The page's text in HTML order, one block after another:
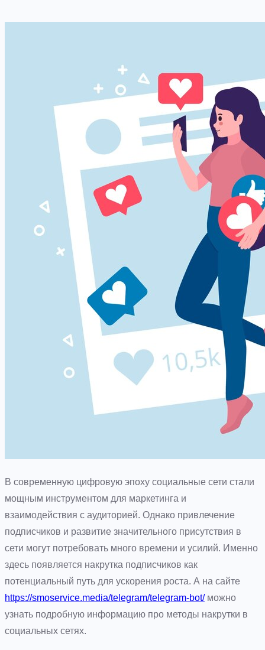
В современную цифровую эпоху социальные сети стали
мощным инструментом для маркетинга и
взаимодействия с аудиторией. Однако привлечение
подписчиков и развитие значительного присутствия в
сети могут потребовать много времени и усилий. Именно
здесь появляется накрутка подписчиков как
потенциальный путь для ускорения роста. А на сайте
https://smoservice.media/telegram/telegram-bot/можно
узнать подробную информацию про методы накрутки в
социальных сетях.